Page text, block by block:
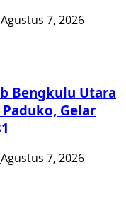
Agustus 7, 2026
Bengkulu Utara
Gelar
Agustus 7, 2026